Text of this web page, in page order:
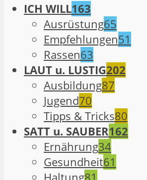
ICH WILL163
Ausrüstung65
Empfehlungen51
Rassen63
LAUT u. LUSTIG202
Ausbildung87
Jugend70
Tipps & Tricks80
SATT u. SAUBER162
Ernährung34
Gesundheit61